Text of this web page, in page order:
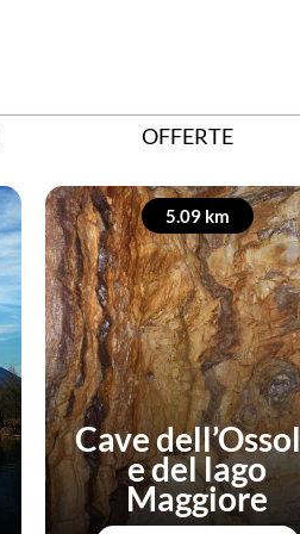
OFFERTE
5.09 km
Cave
e del lago
Maggiore